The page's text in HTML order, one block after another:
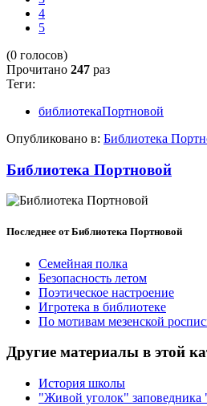
4
5
(0 голосов)
Прочитано 247 раз
Теги:
библиотекаПортновой
Опубликовано в: Библиотека
Библиотека Портновой
Последнее от Библиотека Портновой
Семейная полка
Безопасность летом
Поэтическое настроение
Игротека в библиотеке
По мотивам мезенской
Другие материалы в этой
История школы
"Живой уголок"